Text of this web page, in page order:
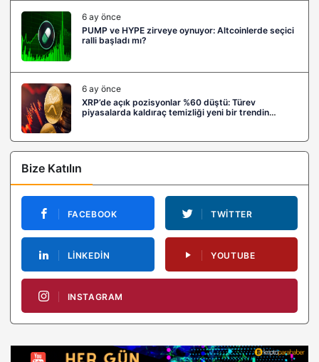
6 ay önce
PUMP ve HYPE zirveye oynuyor: Altcoinlerde seçici
ralli başladı mı?
6 ay önce
XRP’de açık pozisyonlar %60 düştü: Türev
piyasalarda kaldıraç temizliği yeni bir trendin
Bize Katılın
FACEBOOK TWITTER
LINKEDIN YOUTUBE
INSTAGRAM